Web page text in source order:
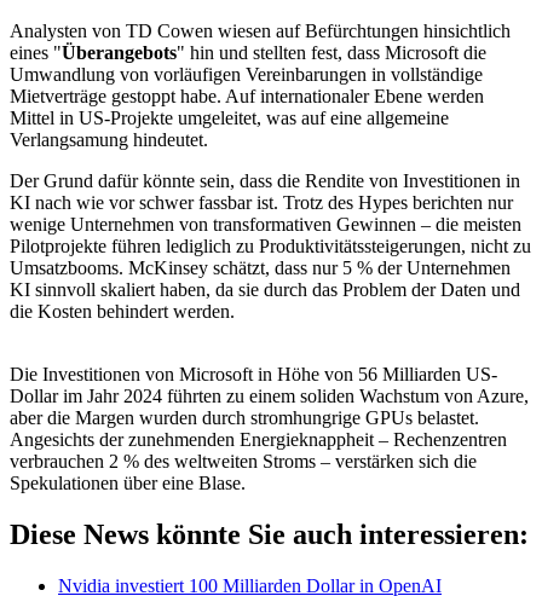
Analysten von TD Cowen wiesen auf Befürchtungen hinsichtlich
eines "Überangebots" hin und stellten fest, dass Microsoft die
Umwandlung von vorläufigen Vereinbarungen in vollständige
Mietverträge gestoppt habe. Auf internationaler Ebene werden
Mittel in US-Projekte umgeleitet, was auf eine allgemeine
Verlangsamung hindeutet.
Der Grund dafür könnte sein, dass die Rendite von Investitionen in
KI nach wie vor schwer fassbar ist. Trotz des Hypes berichten nur
wenige Unternehmen von transformativen Gewinnen – die meisten
Pilotprojekte führen lediglich zu Produktivitätssteigerungen, nicht zu
Umsatzbooms. McKinsey schätzt, dass nur 5 % der Unternehmen
KI sinnvoll skaliert haben, da sie durch das Problem der Daten und
die Kosten behindert werden.
Die Investitionen von Microsoft in Höhe von 56 Milliarden US-
Dollar im Jahr 2024 führten zu einem soliden Wachstum von Azure,
aber die Margen wurden durch stromhungrige GPUs belastet.
Angesichts der zunehmenden Energieknappheit – Rechenzentren
verbrauchen 2 % des weltweiten Stroms – verstärken sich die
Spekulationen über eine Blase.
Diese News könnte Sie auch interessieren:
Nvidia investiert 100 Milliarden Dollar in OpenAI